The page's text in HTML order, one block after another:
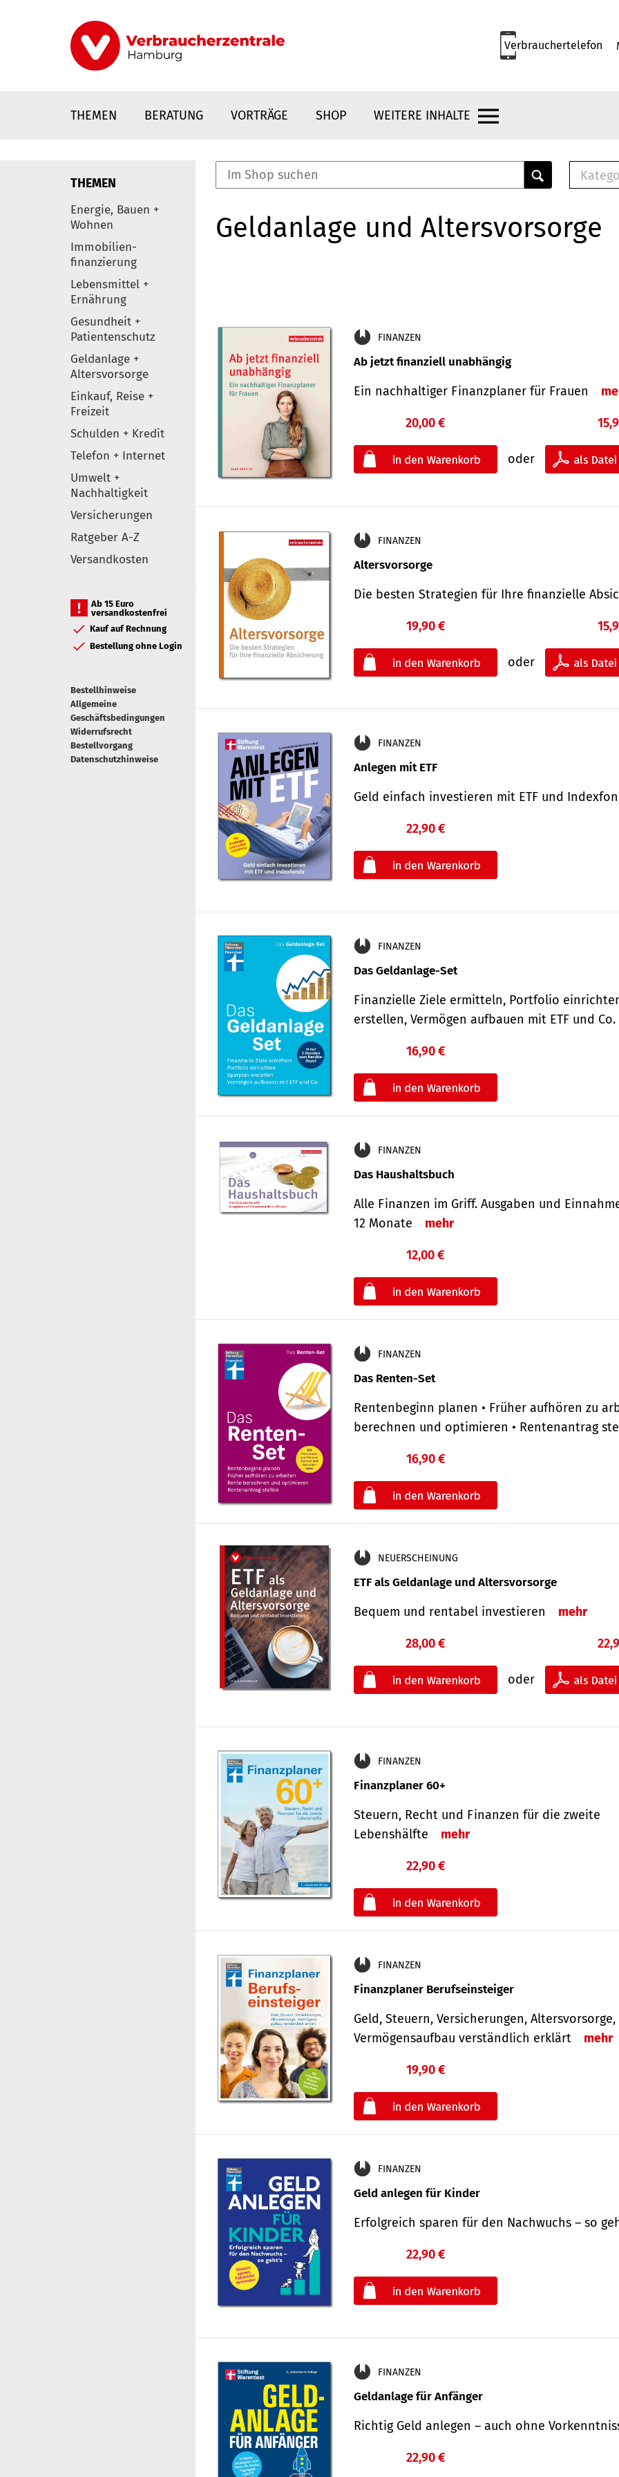
Verbrauchertelefon
THEMEN BERATUNG VORTRÄGE SHOP WEITERE INHALTE
Elemente
THEMEN
Energie, Bauen +
Wohnen
Immobilien-
finanzierung
Lebensmittel +
Ernährung
Gesundheit +
Patientenschutz
Geldanlage +
Altersvorsorge
Einkauf, Reise +
Freizeit
Schulden + Kredit
Telefon + Internet
Umwelt +
Nachhaltigkeit
Versicherungen
Ratgeber A-Z
Versandkosten
Ab 15 Euro
versandkostenfrei
Kauf auf Rechnung
Bestellung ohne Login
Bestellhinweise
Allgemeine
Geschäftsbedingungen
Widerrufsrecht
Bestellvorgang
Datenschutzhinweise
E-
Geldanlage und Altersvorsorge
FINANZEN
Ab jetzt finanziell unabhängig
Ein nachhaltiger Finanzplaner für Frauen
20,00 €
oder
FINANZEN
Altersvorsorge
Die besten Strategien für Ihre finanzielle
19,90 €
oder
FINANZEN
Anlegen mit ETF
Geld einfach investieren mit ETF und
22,90 €
FINANZEN
Das Geldanlage-Set
Finanzielle Ziele ermitteln, Portfolio
erstellen, Vermögen aufbauen mit ETF und
16,90 €
FINANZEN
Das Haushaltsbuch
Alle Finanzen im Griff. Aus­gaben und
12 Monate
mehr
12,00 €
FINANZEN
Das Renten-Set
Rentenbeginn planen • Früher aufhören zu
berechnen und optimieren • Rentenantrag
16,90 €
NEUERSCHEINUNG
ETF als Geldanlage und Altersvorsorge
Bequem und rentabel investieren mehr
28,00 €
oder
FINANZEN
Finanzplaner 60+
Steuern, Recht und Finanzen für die zweite
Lebenshälfte
mehr
22,90 €
FINANZEN
Finanzplaner Berufseinsteiger
Geld, Steuern, Versicherungen, Altersvorsorge,
Vermögensaufbau verständlich erklärt
mehr
19,90 €
FINANZEN
Geld anlegen für Kinder
Erfolgreich sparen für den Nachwuchs – so
22,90 €
FINANZEN
Geldanlage für Anfänger
Richtig Geld anlegen – auch ohne
22,90 €